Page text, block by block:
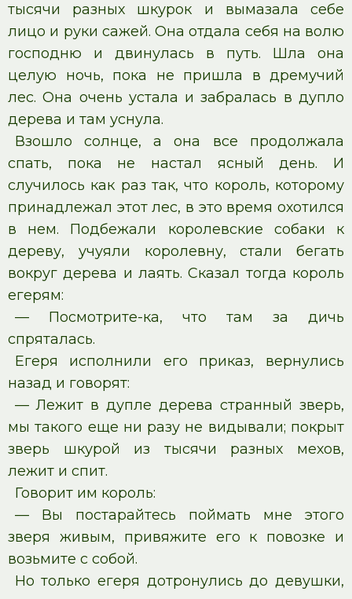
тысячи разных шкурок и вымазала себе
лицо и руки сажей. Она отдала себя на волю
господню и двинулась в путь. Шла она
целую ночь, пока не пришла в дремучий
лес. Она очень устала и забралась в дупло
дерева и там уснула.
Взошло солнце, а она все продолжала
спать, пока не настал ясный день. И
случилось как раз так, что король, которому
принадлежал этот лес, в это время охотился
в нем. Подбежали королевские собаки к
дереву, учуяли королевну, стали бегать
вокруг дерева и лаять. Сказал тогда король
егерям:
— Посмотрите-ка, что там за дичь
спряталась.
Егеря исполнили его приказ, вернулись
назад и говорят:
— Лежит в дупле дерева странный зверь,
мы такого еще ни разу не видывали; покрыт
зверь шкурой из тысячи разных мехов,
лежит и спит.
Говорит им король:
— Вы постарайтесь поймать мне этого
зверя живым, привяжите его к повозке и
возьмите с собой.
Но только егеря дотронулись до девушки,